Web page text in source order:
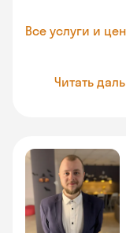
Все услуги и
Читать